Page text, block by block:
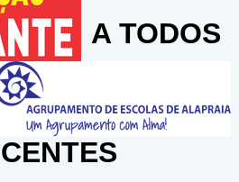
A TODOS